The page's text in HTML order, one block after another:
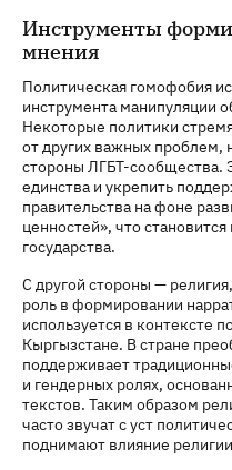
Инструменты
мнения
Политическая гомофобия
инструмента манипуляции
Некоторые политики
от других важных проблем,
стороны ЛГБТ-сообщества.
единства и укрепить
правительства на фоне
ценностей», что
государства.
С другой стороны —
роль в формировании
используется в контексте
Кыргызстане. В стране
поддерживает
и гендерных ролях,
текстов. Таким образом
часто звучат с уст
поднимают влияние